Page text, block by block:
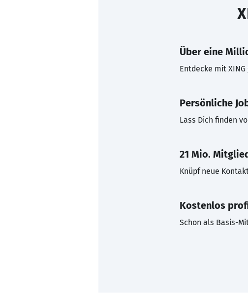
Über eine
Entdecke mit
Persönliche
Lass Dich finden
21 Mio.
Knüpf neue
Kostenlos
Schon als Basis-